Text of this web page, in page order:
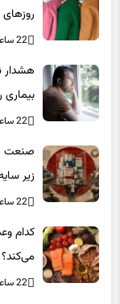
22 ساعت پیش
هشدار
بیماری
22 ساعت پیش
صنعت
زیر
«کشور
22 ساعت پیش
کدام
می‌کند؟
22 ساعت پیش